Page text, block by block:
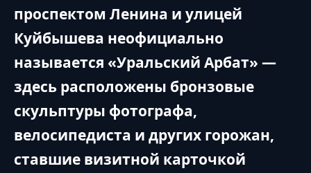
проспектом Ленина и улицей
Куйбышева неофициально
называется «Уральский Арбат» —
здесь расположены бронзовые
скульптуры фотографа,
велосипедиста и других горожан,
ставшие визитной карточкой